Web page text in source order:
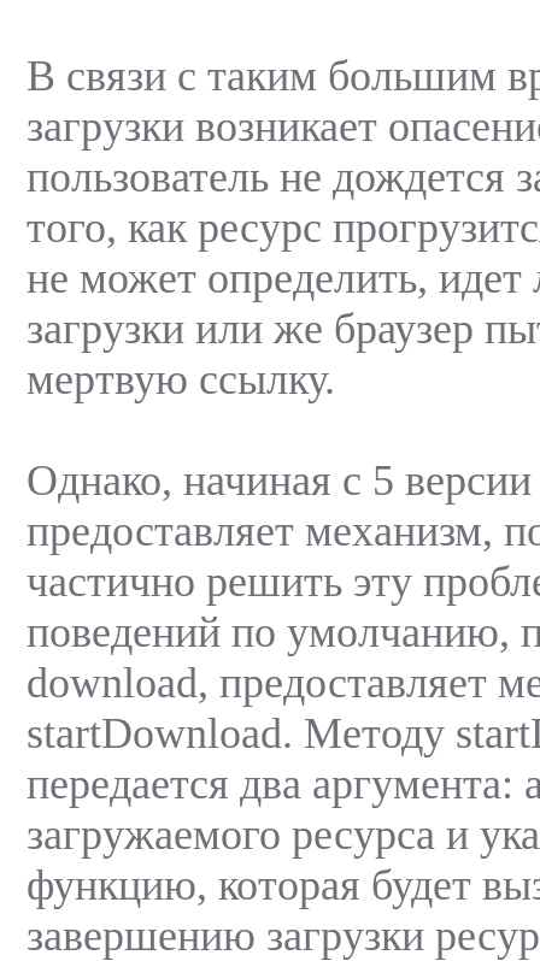
В связи с таким большим
загрузки возникает
пользователь не дождется
того, как ресурс
не может определить, идет
загрузки или же браузер
мертвую ссылку.
Однако, начиная с 5
предоставляет механизм,
частично решить эту
поведений по умолчанию,
download, предоставляет
startDownload. Методу
передается два аргумента:
загружаемого ресурса и
функцию, которая будет
завершению загрузки